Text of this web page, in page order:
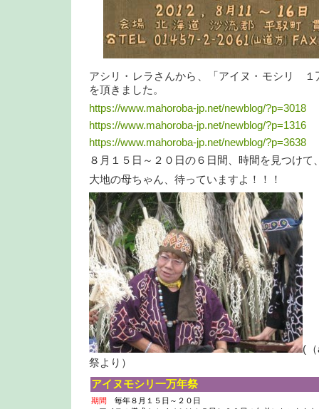
アシリ・レラさんから、「アイヌ・モシリ
を頂きました。
https://www.mahoroba-jp.net/newblog/?p=3018
https://www.mahoroba-jp.net/newblog/?p=1316
https://www.mahoroba-jp.net/newblog/?p=3638
８月１５日～２０日の６日間、時間を見つけて
大地の母ちゃん、待っていますよ！！！
(
祭より）
アイ ヌモシリ一万年祭
期間 毎年８月１５日～２０日